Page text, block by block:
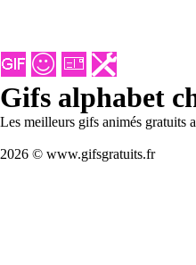
Gifs alphabet
Les meilleurs gifs animés gratuits
2026 © www.gifsgratuits.fr